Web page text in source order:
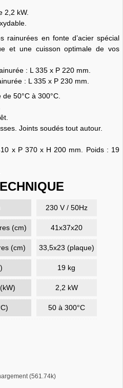
2,2 kW.
rainurées en fonte d’acier spécial
et une cuisson optimale de vos
: L 335 x P 220 mm.
: L 335 x P 230 mm.
50°C à 300°C.
Joints soudés tout autour.
x P 370 x H 200 mm. Poids : 19
230 V / 50Hz
(cm) 41x37x20
(cm) 33,5x23 (plaque)
19 kg
2,2 kW
50 à 300°C
(561.74k)